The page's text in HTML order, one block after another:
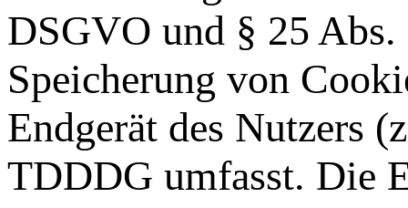
DSGVO und § 25
Speicherung von
Endgerät des Nutzers
TDDDG umfasst. Die